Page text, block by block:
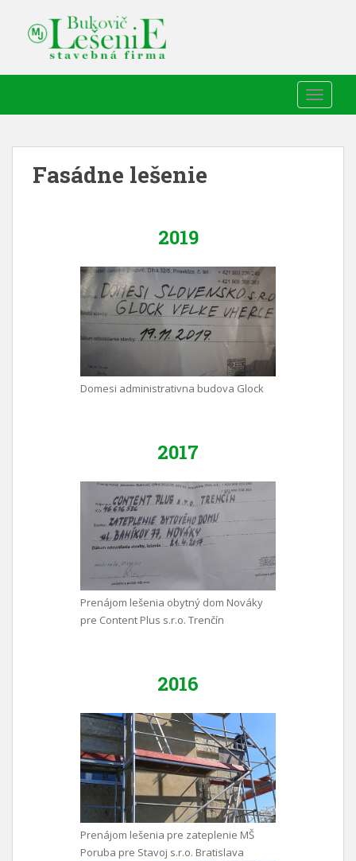
Fasádne lešenie
2019
Domesi administrativna budova Glock
2017
Prenájom lešenia obytný dom Nováky
pre Content Plus s.r.o. Trenčín
2016
Prenájom lešenia pre zateplenie MŠ
Poruba pre Stavoj s.r.o. Bratislava